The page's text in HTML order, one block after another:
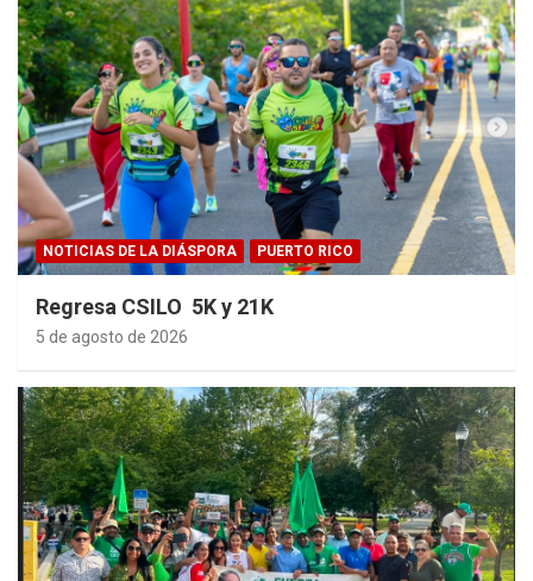
NOTICIAS DE LA DIÁSPORA PUERTO RICO
Regresa CSILO 5K y 21K
5 de agosto de 2026